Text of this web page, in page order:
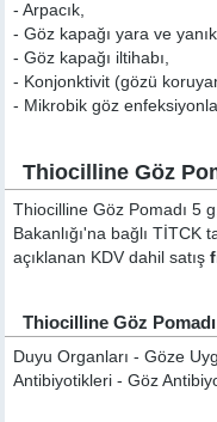
- Arpacık,
- Göz kapağı yara ve
- Göz kapağı iltihabı,
- Konjonktivit (gözü
- Mikrobik göz
Thiocilline Göz
Thiocilline Göz Pomadı 5
Bakanlığı'na bağlı
açıklanan KDV dahil satış
Thiocilline Göz
Duyu Organları - Göze
Antibiyotikleri - Göz